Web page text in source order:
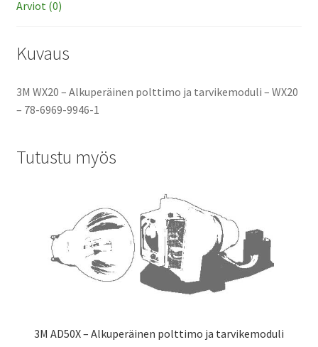
Arviot (0)
Kuvaus
3M WX20 – Alkuperäinen polttimo ja tarvikemoduli – WX20
– 78-6969-9946-1
Tutustu myös
3M AD50X – Alkuperäinen polttimo ja tarvikemoduli